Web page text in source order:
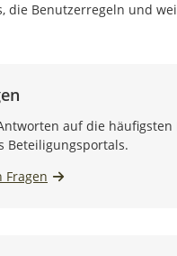
die Benutzerregeln und
auf die häufigsten
Beteiligungsportals.
Fragen